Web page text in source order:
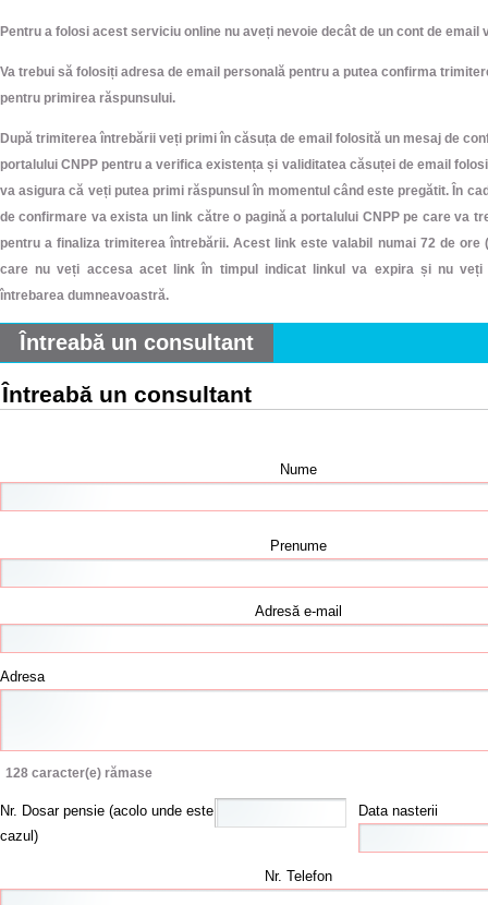
Pentru a folosi acest serviciu online nu aveți nevoie decât de un cont de email
Va trebui să folosiți adresa de email personală pentru a putea confirma
pentru primirea răspunsului.
După trimiterea întrebării veți primi în căsuța de email folosită un mesaj de
portalului CNPP pentru a verifica existența și validitatea căsuței de email
va asigura că veți putea primi răspunsul în momentul când este pregătit. În
de confirmare va exista un link către o pagină a portalului CNPP pe care va
pentru a finaliza trimiterea întrebării. Acest link este valabil numai 72 de ore
care nu veți accesa acet link în timpul indicat linkul va expira și nu veți
întrebarea dumneavoastră.
Întreabă un consultant
Întreabă un consultant
Nume
Prenume
Adresă e-mail
Adresa
128 caracter(e) rămase
Nr. Dosar pensie (acolo unde este
cazul)
Data nasterii
Nr. Telefon